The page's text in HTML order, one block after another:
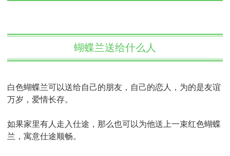
蝴蝶兰送给什么人
白色蝴蝶兰可以送给自己的朋友，自己的恋人，为的是友谊
万岁，爱情长存。
如果家里有人走入仕途，那么也可以为他送上一束红色蝴蝶
兰，寓意仕途顺畅。